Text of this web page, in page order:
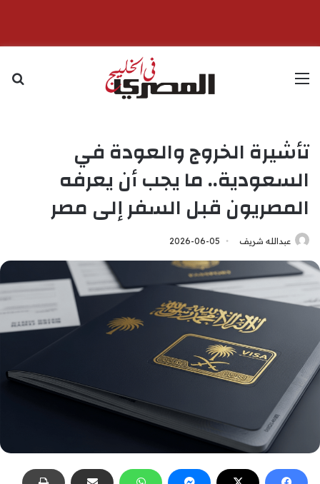
القائمة
تأشيرة الخروج والعودة في
السعودية.. ما يجب أن يعرفه
المصريون قبل السفر إلى مصر
عبدالله شريف 2026-06-05